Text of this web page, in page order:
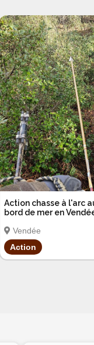
Action chasse à l'arc
bord de mer en
Vendée
Action